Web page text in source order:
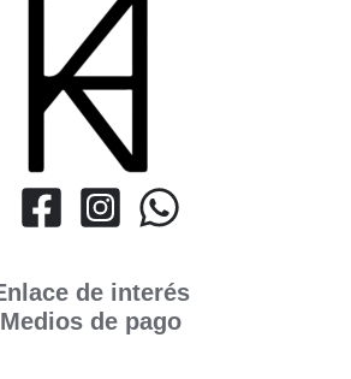
de interés
Medios de pago